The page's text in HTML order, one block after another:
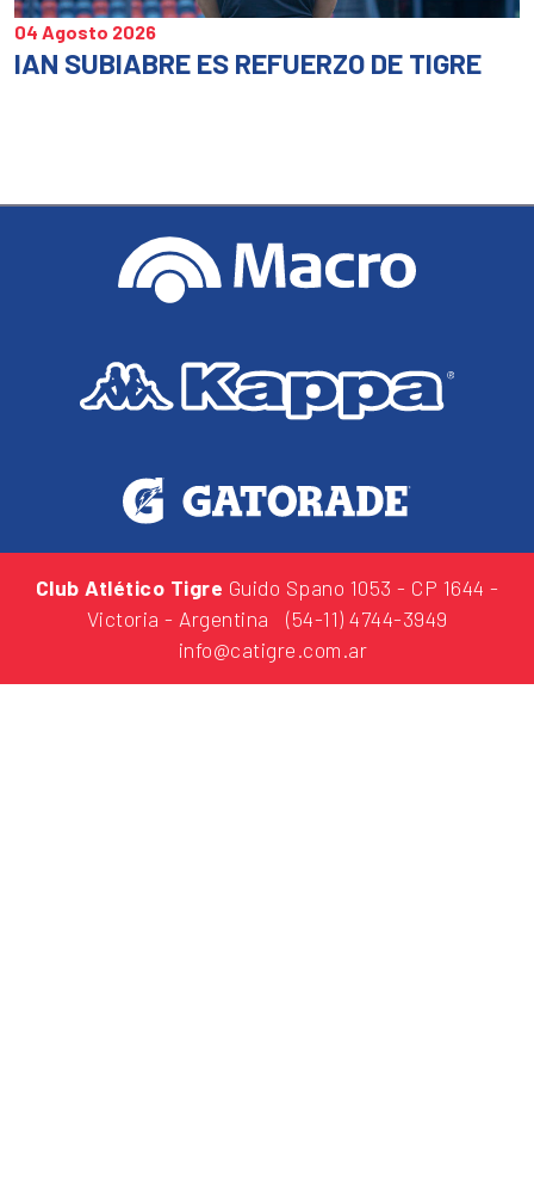
04 Agosto 2026
IAN SUBIABRE ES REFUERZO DE TIGRE
Club Atlético Tigre Guido Spano 1053 - CP 1644 -
Victoria - Argentina
(54-11) 4744-3949
info@catigre.com.ar